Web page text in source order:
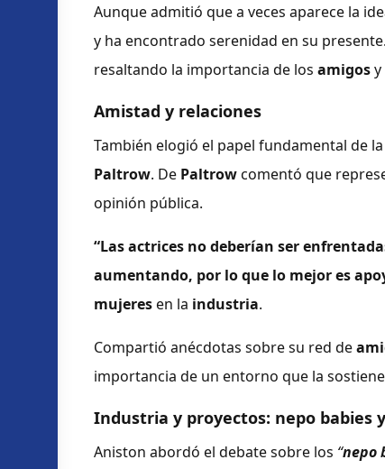
Aunque admitió que a veces aparece la
y ha encontrado serenidad en su presente.
resaltando la importancia de los amigosy
Amistad y relaciones
También elogió el papel fundamental de la
Paltrow. De Paltrowcomentó que
opinión pública.
“Las actrices no deberían ser
aumentando, por lo que lo mejor es
mujeresen la industria.
Compartió anécdotas sobre su red de
importancia de un entorno que la
Industria y proyectos: nepo babies
Aniston abordó el debate sobre los “nepo